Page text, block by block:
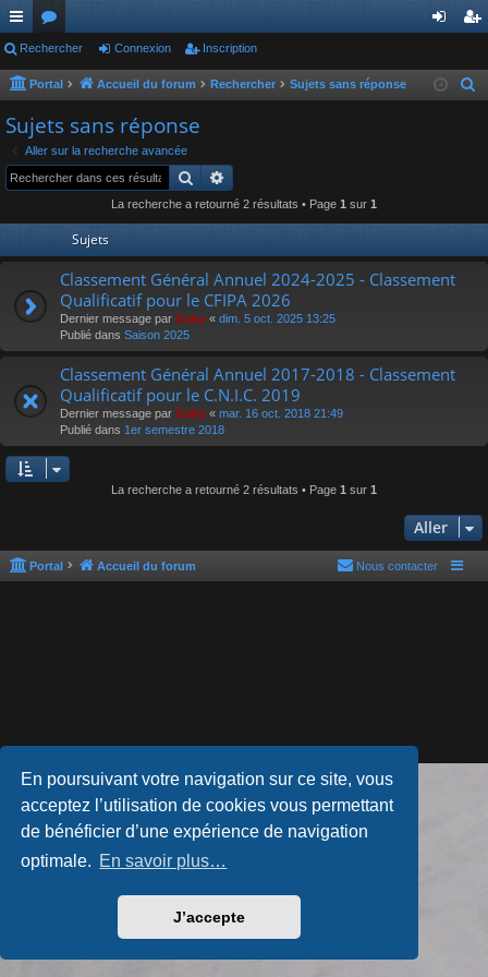
En poursuivant votre navigation sur ce site, vous
acceptez l’utilisation de cookies vous permettant
de bénéficier d’une expérience de navigation
optimale. En savoir plus…
J’accepte
ac
co
ur
ci
s
or
u
s
ne cri
Rechercher Connexion Inscription
Portal Accueil du forum Rechercher Sujets sans réponse
c
Sujets sans réponse
Aller sur la recherche avancée
Rechercher
La recherche a retourné 2 résultats • Page 1 sur 1
Sujets
Classement Général Annuel 2024-2025 - Classement
Qualificatif pour le CFIPA 2026
Dernier message par Gaby « dim. 5 oct. 2025 13:25
Publié dans Saison 2025
Classement Général Annuel 2017-2018 - Classement
Qualificatif pour le C.N.I.C. 2019
Dernier message par Gaby « mar. 16 oct. 2018 21:49
Publié dans 1er semestre 2018
La recherche a retourné 2 résultats • Page 1 sur 1
Aller
Portal Accueil du forum Nous contacter
Développé parphpBB® Forum Software © phpBB Limited
Style parArty- phpBB 3.3 par MrGaby
Traduction française officielle
Qiaeru
Confidentialité